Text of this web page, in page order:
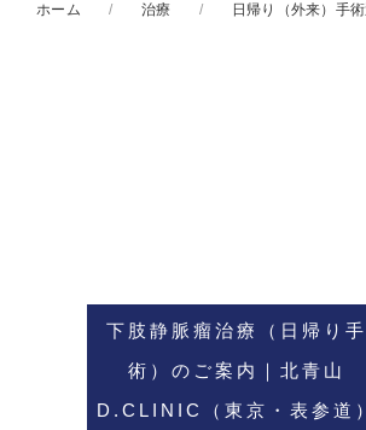
ホーム 治療 日帰り（外来）手
下肢静脈瘤治療（日帰り手
術）のご案内｜北青山
D.CLINIC（東京・表参道）